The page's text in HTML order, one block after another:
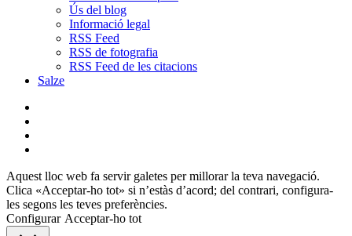
Ús del blog
Informació legal
RSS Feed
RSS de fotografia
RSS Feed de les citacions
Salze
Aquest lloc web fa servir galetes per millorar la teva navegació.
Clica «Acceptar-ho tot» si n’estàs d’acord; del contrari, configura-
les segons les teves preferències.
Configurar Acceptar-ho tot